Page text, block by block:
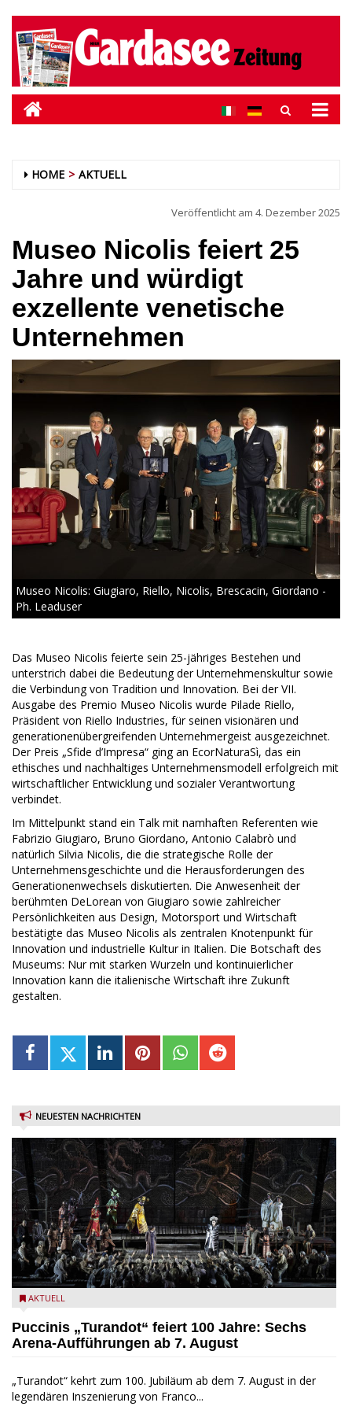
HOME AKTUELL
Veröffentlicht am 4. Dezember 2025
Museo Nicolis feiert 25
Jahre und würdigt
exzellente venetische
Unternehmen
Museo Nicolis: Giugiaro, Riello, Nicolis, Brescacin, Giordano -
Ph. Leaduser
Das Museo Nicolis feierte sein 25-jähriges Bestehen und
unterstrich dabei die Bedeutung der Unternehmenskultur sowie
die Verbindung von Tradition und Innovation. Bei der VII.
Ausgabe des Premio Museo Nicolis wurde Pilade Riello,
Präsident von Riello Industries, für seinen visionären und
generationenübergreifenden Unternehmergeist ausgezeichnet.
Der Preis „Sfide d’Impresa“ ging an EcorNaturaSì, das ein
ethisches und nachhaltiges Unternehmensmodell erfolgreich mit
wirtschaftlicher Entwicklung und sozialer Verantwortung
verbindet.
Im Mittelpunkt stand ein Talk mit namhaften Referenten wie
Fabrizio Giugiaro, Bruno Giordano, Antonio Calabrò und
natürlich Silvia Nicolis, die die strategische Rolle der
Unternehmensgeschichte und die Herausforderungen des
Generationenwechsels diskutierten. Die Anwesenheit der
berühmten DeLorean von Giugiaro sowie zahlreicher
Persönlichkeiten aus Design, Motorsport und Wirtschaft
bestätigte das Museo Nicolis als zentralen Knotenpunkt für
Innovation und industrielle Kultur in Italien. Die Botschaft des
Museums: Nur mit starken Wurzeln und kontinuierlicher
Innovation kann die italienische Wirtschaft ihre Zukunft
gestalten.
NEUESTEN NACHRICHTEN
Turandot in der Arena von Verona - Ennevi für Fondazione
AKTUELL
Puccinis „Turandot“ feiert 100 Jahre: Sechs
Arena-Aufführungen ab 7. August
„Turandot“ kehrt zum 100. Jubiläum ab dem 7. August in der
legendären Inszenierung von Franco...